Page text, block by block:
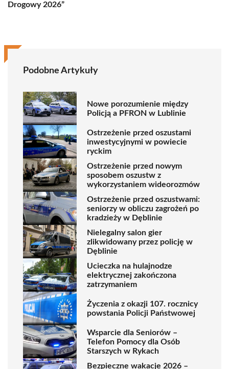
Drogowy 2026”
Podobne Artykuły
Nowe porozumienie między
Policją a PFRON w Lublinie
Ostrzeżenie przed oszustami
inwestycyjnymi w powiecie
ryckim
Ostrzeżenie przed nowym
sposobem oszustw z
wykorzystaniem wideorozmów
Ostrzeżenie przed oszustwami:
seniorzy w obliczu zagrożeń po
kradzieży w Dęblinie
Nielegalny salon gier
zlikwidowany przez policję w
Dęblinie
Ucieczka na hulajnodze
elektrycznej zakończona
zatrzymaniem
Życzenia z okazji 107. rocznicy
powstania Policji Państwowej
Wsparcie dla Seniorów –
Telefon Pomocy dla Osób
Starszych w Rykach
Bezpieczne wakacje 2026 –